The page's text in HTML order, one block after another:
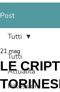
Post
Tutti
Attualità
Riflessioni
Tutti
LE
21 mag